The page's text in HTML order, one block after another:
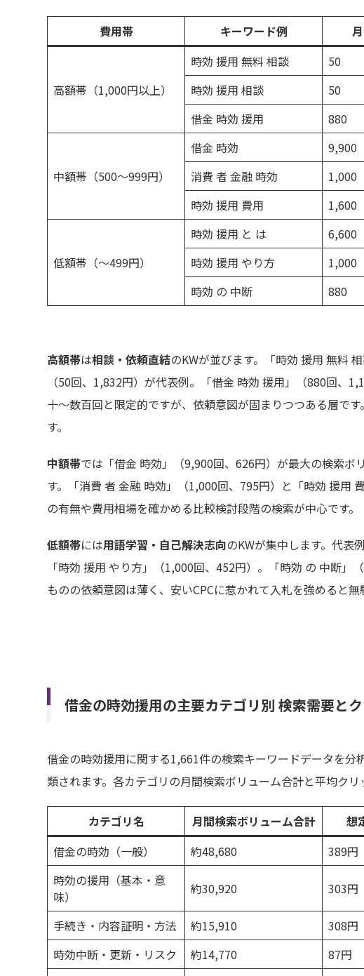
費用帯 キーワード例
高額帯（1,000円以上）
時効 援用 無料 相談 50
時効 援用 相談
50
借金 時効 援用
880
中額帯（500〜999円）
借金 時効 9,900
消費 者 金融 時効
1,000
時効 援用 費用
1,600
低額帯（〜499円）
時効 援用 と は 6,600
時効 援用 やり方
1,000
時効 の 中断
880
高額帯は相談・依頼直結のKWが並びます。「時効 援用 無料
（50回、1,832円）が代表例。「借金 時効 援用」（880回、
十〜数百回と限定的ですが、依頼意図が固まりつつある層で
す。
中額帯では「借金 時効」（9,900回、626円）が最大の検索ボ
す。「消費 者 金融 時効」（1,000回、795円）と「時効 援用
の有無や費用相場を確かめる比較検討段階の検索が中心です。
低額帯には用語学習・自己解決志向のKWが集中します。代表
「時効 援用 やり方」（1,000回、452円）。「時効 の 中断」
ものの依頼意図は薄く、安いCPCに惹かれて入札を強めると無
借金の時効援用の主要カテゴリ別 検索需要と
借金の時効援用に関する1,661件の検索キーワードデータを
類されます。各カテゴリの月間検索ボリューム合計と平均クリ
カテゴリ名 月間検索ボリューム合計 想
借金の時効（一般）
約48,680 389円
時効の援用（基本・意
味）
約30,920 303円
手続き・内容証明・方法 約15,910 308円
時効中断・更新・リスク
約14,770 87円